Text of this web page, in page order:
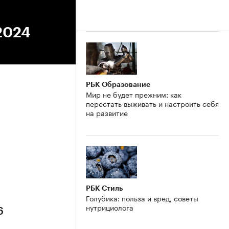
РБК Образование
Мир не будет прежним: как
перестать выживать и настроить себя
на развитие
РБК Стиль
Голубика: польза и вред, советы
нутрициолога